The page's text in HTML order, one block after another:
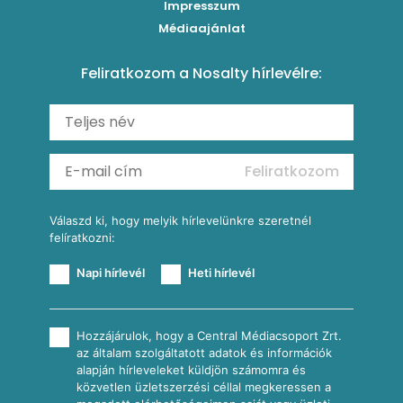
Carbonara
Shakshuka
Ratatouille
Mexikói húsleves kukorica salsával
Almás-kéksajtos kukoricasaláta
Köretek
Reggeli receptek
Impresszum
Médiaajánlat
Feliratkozom a Nosalty hírlevélre:
Feliratkozom
Válaszd ki, hogy melyik hírlevelünkre szeretnél
felíratkozni:
Napi hírlevél Heti hírlevél
Hozzájárulok, hogy a Central Médiacsoport Zrt.
az általam szolgáltatott adatok és információk
alapján hírleveleket küldjön számomra és
közvetlen üzletszerzési céllal megkeressen a